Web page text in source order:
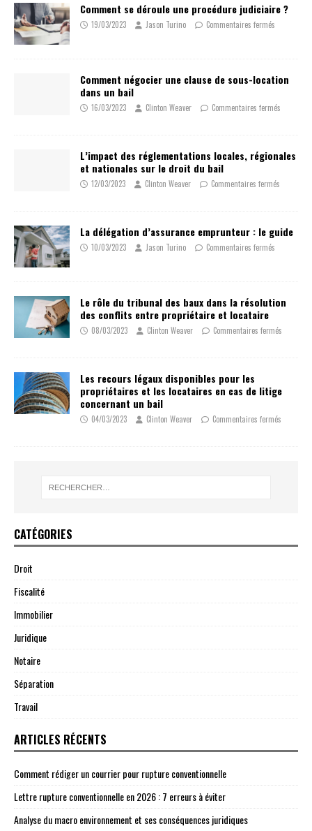
Comment se déroule une procédure judiciaire ?
19/03/2023 Jason Turino Commentaires fermés
Comment négocier une clause de sous-location
dans un bail
16/03/2023 Clinton Weaver Commentaires fermés
L’impact des réglementations locales, régionales
et nationales sur le droit du bail
12/03/2023 Clinton Weaver Commentaires fermés
La délégation d’assurance emprunteur : le guide
10/03/2023 Jason Turino Commentaires fermés
Le rôle du tribunal des baux dans la résolution
des conflits entre propriétaire et locataire
08/03/2023 Clinton Weaver Commentaires fermés
Les recours légaux disponibles pour les
propriétaires et les locataires en cas de litige
concernant un bail
04/03/2023 Clinton Weaver Commentaires fermés
CATÉGORIES
Droit
Fiscalité
Immobilier
Juridique
Notaire
Séparation
Travail
ARTICLES RÉCENTS
Comment rédiger un courrier pour rupture conventionnelle
Lettre rupture conventionnelle en 2026 : 7 erreurs à éviter
Analyse du macro environnement et ses conséquences juridiques